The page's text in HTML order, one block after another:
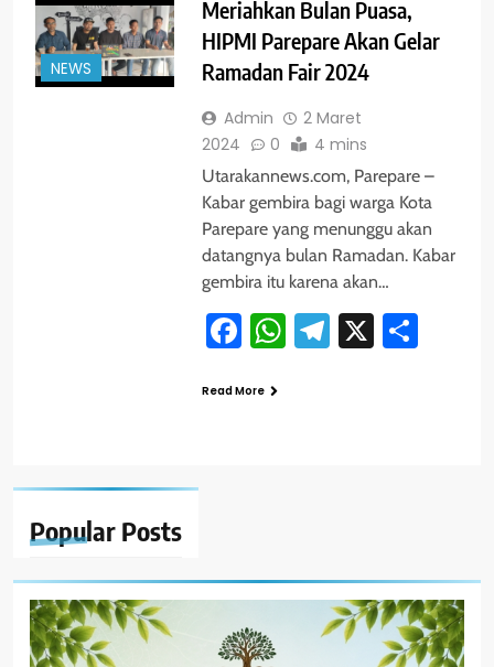
Popular Posts
NEWS
Meriahkan Bulan Puasa,
HIPMI Parepare Akan Gelar
Ramadan Fair 2024
Admin
2 Maret
2024
0 4 mins
Utarakannews.com, Parepare –
Kabar gembira bagi warga Kota
Parepare yang menunggu akan
datangnya bulan Ramadan. Kabar
gembira itu karena akan…
Facebook
WhatsApp
Telegram
X
Read More